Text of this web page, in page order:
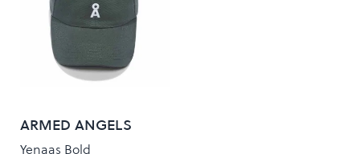
ARMED ANGELS
Yenaas Bold